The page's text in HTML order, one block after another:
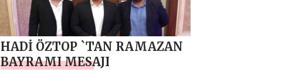
HADİ ÖZTOP `TAN RAMAZAN
BAYRAMI MESAJI